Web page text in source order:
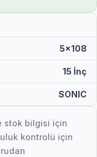
5x108
15 İnç
SONIC
stok bilgisi için
kontrolü için